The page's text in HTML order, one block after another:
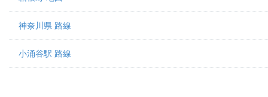
神奈川県 路線
小涌谷駅 路線